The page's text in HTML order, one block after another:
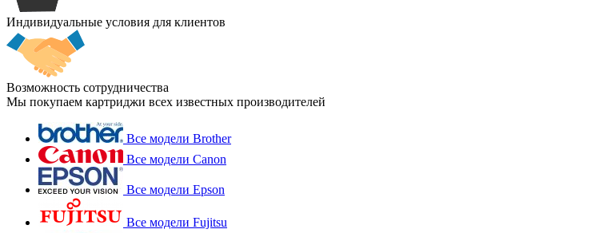
Индивидуальные условия для клиентов
Возможность сотрудничества
Мы покупаем картриджи всех известных производителей
Все модели Brother
Все модели Canon
Все модели Epson
Все модели Fujitsu